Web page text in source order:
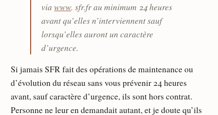
viawww. sfr.fr au minimum 24 heures
avant qu’elles n’interviennent sauf
lorsqu’elles auront un caractère
d’urgence.
Si jamais SFR fait des opérations de maintenance ou
d’évolution du réseau sans vous prévenir 24 heures
avant, sauf caractère d’urgence, ils sont hors contrat.
Personne ne leur en demandait autant, et je doute qu’ils